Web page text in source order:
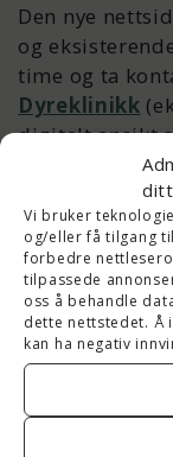
ditt
Vi bruker
og/eller få tilgang
forbedre
tilpassede
oss å behandle
dette nettstedet. Å
kan ha negativ
Den nye
og
time og ta
Dyreklinikk
digitalt ansikt
kompetanse,
Nettsiden er
gir de ansatte